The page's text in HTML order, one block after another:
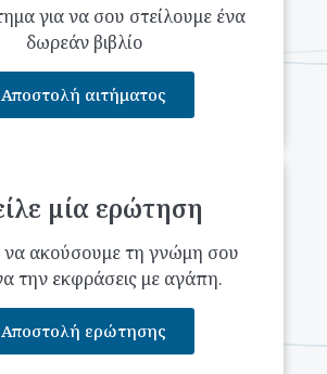
για να σου στείλουμε ένα
δωρεάν βιβλίο
Αποστολή αιτήματος
μία ερώτηση
να ακούσουμε τη γνώμη σου
την εκφράσεις με αγάπη.
Αποστολή ερώτησης